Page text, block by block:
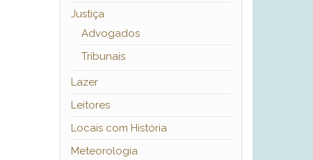
Justiça
Advogados
Tribunais
Lazer
Leitores
Locais com História
Meteorologia